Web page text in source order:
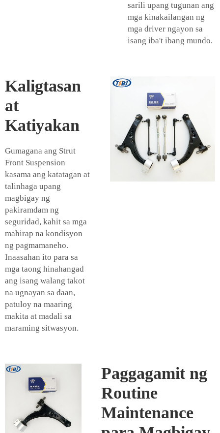
sarili upang tugunan ang
mga kinakailangan ng
mga driver ngayon sa
isang iba't ibang mundo.
Kaligtasan
at
Katiyakan
Gumagana ang Strut
Front Suspension
kasama ang katatagan at
talinhaga upang
magbigay ng
pakiramdam ng
seguridad, kahit sa mga
mahirap na kondisyon
ng pagmamaneho.
Inaasahan ito para sa
mga taong hinahangad
ang isang walang takot
na ugnayan sa daan,
patuloy na maaring
makita at madali sa
maraming sitwasyon.
Paggagamit ng
Routine
Maintenance